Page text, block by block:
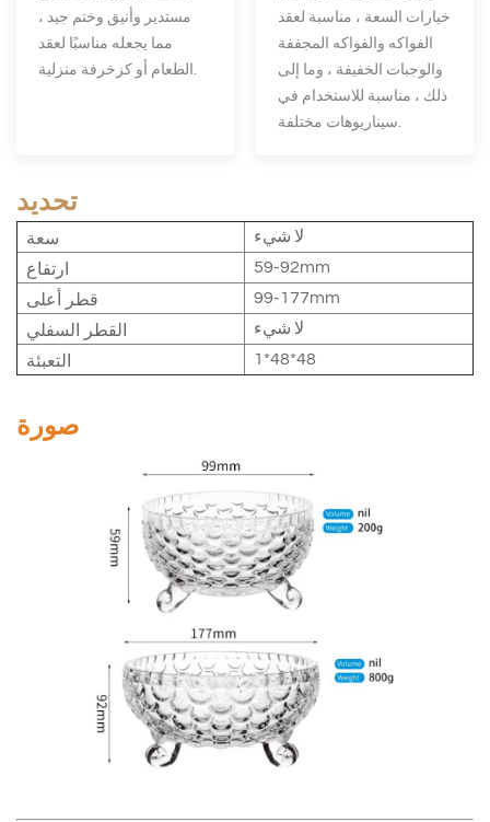
مستدير وأنيق وختم جيد ،
مما يجعله مناسبًا لعقد
خيارات السعة ، مناسبة لعقد
الفواكه والفواكه المجففة
والوجبات الخفيفة ، وما إلى
ذلك ، مناسبة للاستخدام في
تحديد
سعة لا شيء
ارتفاع 59-92mm
قطر أعلى 99-177mm
القطر السفلي لا شيء
التعبئة 1*48*48
صورة